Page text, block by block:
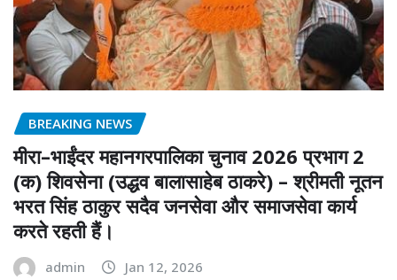
BREAKING NEWS
मीरा–भाईंदर महानगरपालिका चुनाव 2026 प्रभाग 2
(क) शिवसेना (उद्धव बालासाहेब ठाकरे) – श्रीमती नूतन
भरत सिंह ठाकुर सदैव जनसेवा और समाजसेवा कार्य
करते रहती हैं।
admin Jan 12, 2026